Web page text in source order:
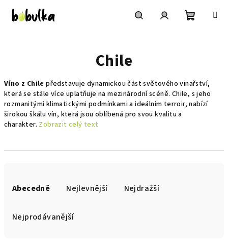
obsah
Chile
Víno z Chile představuje dynamickou část světového vinařství,
která se stále více uplatňuje na mezinárodní scéně. Chile, s jeho
rozmanitými klimatickými podmínkami a ideálním terroir, nabízí
širokou škálu vín, která jsou oblíbená pro svou kvalitu a
charakter. Zobrazit celý text
Abecedně Nejlevnější Nejdražší
Nejprodávanější